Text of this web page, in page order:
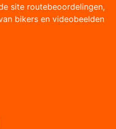
site routebeoordelingen,
bikers en videobeelden